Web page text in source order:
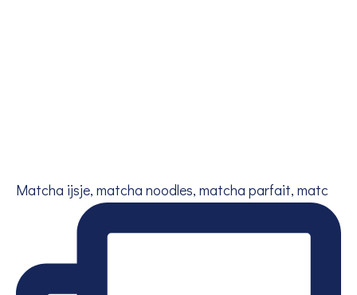
Matcha ijsje, matcha noodles, matcha parfait, matc